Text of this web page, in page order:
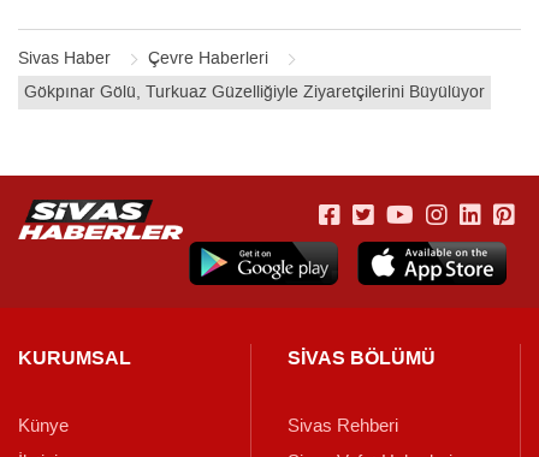
Sivas Haber
Çevre Haberleri
Gökpınar Gölü, Turkuaz Güzelliğiyle Ziyaretçilerini Büyülüyor
KURUMSAL
Künye
SİVAS BÖLÜMÜ
Sivas Rehberi